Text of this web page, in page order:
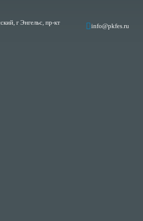
г Энгельс, пр-кт
info@pkfes.ru